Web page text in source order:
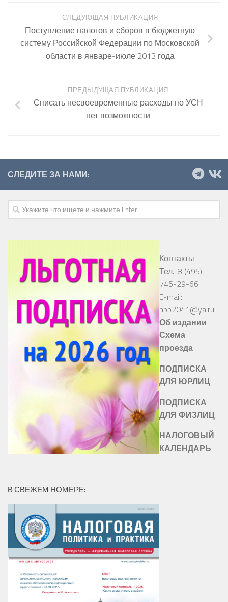
СЛЕДУЮЩАЯ ПУБЛИКАЦИЯ
Поступление налогов и сборов в бюджетную
систему Российской Федерации по Московской
области в январе-июле 2013 года
ПРЕДЫДУЩАЯ ПУБЛИКАЦИЯ
Списать несвоевременные расходы по УСН
нет возможности
СЛЕДИТЕ ЗА НАМИ:
Контакты:
Тел.: 8 (495)
745-29-66
E-mail:
npp2041@ya.ru
Об издании
Схема
проезда
ПОДПИСКА
ДЛЯ ЮРЛИЦ
ПОДПИСКА
ДЛЯ ФИЗЛИЦ
НАЛОГОВЫЙ
КАЛЕНДАРЬ
В СВЕЖЕМ НОМЕРЕ: